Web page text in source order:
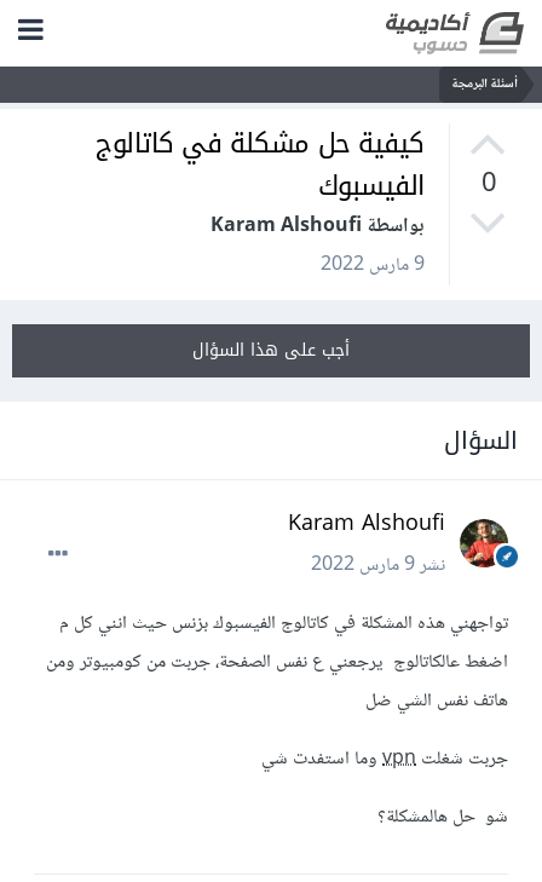
أسئلة البرمجة
0
كيفية حل مشكلة في كاتالوج
الفيسبوك
بواسطة Karam Alshoufi
9 مارس 2022
أجب على هذا السؤال
السؤال
Karam Alshoufi
نشر9 مارس 2022
تواجهني هذه المشكلة في كاتالوج الفيسبوك بزنس حيث انني كل م
اضغط عالكاتالوج يرجعني ع نفس الصفحة، جربت من كومبيوتر ومن
هاتف نفس الشي ضل
جربت شغلتvpnوما استفدت شي
شو حل هالمشكلة؟